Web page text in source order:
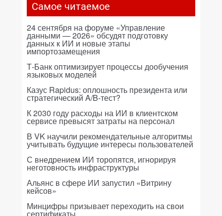
Самое читаемое
24 сентября на форуме «Управление
данными — 2026» обсудят подготовку
данных к ИИ и новые этапы
импортозамещения
Т-Банк оптимизирует процессы дообучения
языковых моделей
Казус Rapidus: оплошность президента или
стратегический A/B-тест?
К 2030 году расходы на ИИ в клиентском
сервисе превысят затраты на персонал
В VK научили рекомендательные алгоритмы
учитывать будущие интересы пользователей
С внедрением ИИ торопятся, игнорируя
неготовность инфраструктуры
Альянс в сфере ИИ запустил «Витрину
кейсов»
Минцифры призывает переходить на свои